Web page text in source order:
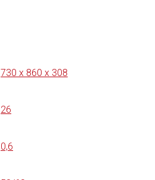
730 x 860 x 308
26
0,6